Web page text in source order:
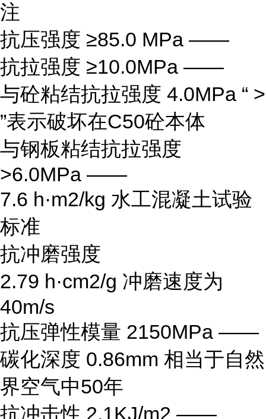
注
抗压强度 ≥85.0 MPa ——
抗拉强度 ≥10.0MPa ——
与砼粘结抗拉强度 4.0MPa “ >
”表示破坏在C50砼本体
与钢板粘结抗拉强度
>6.0MPa ——
7.6 h·m2/kg 水工混凝土试验
标准
抗冲磨强度
2.79 h·cm2/g 冲磨速度为
40m/s
抗压弹性模量 2150MPa ——
碳化深度 0.86mm 相当于自然
界空气中50年
抗冲击性 2.1KJ/m2 ——